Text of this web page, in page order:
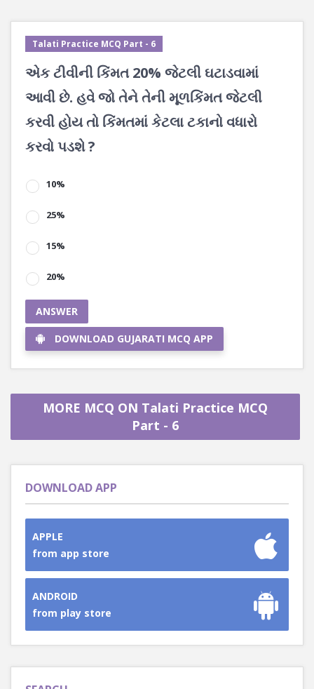
Talati Practice MCQ Part - 6
એક ટીવીની કિંમત 20% જેટલી ઘટાડવામાં
આવી છે. હવે જો તેને તેની મૂળકિંમત જેટલી
કરવી હોય તો કિંમતમાં કેટલા ટકાનો વધારો
કરવો પડશે ?
10%
25%
15%
20%
ANSWER
DOWNLOAD GUJARATI MCQ APP
MORE MCQ ON Talati Practice MCQ
Part - 6
DOWNLOAD APP
APPLE
from app store
ANDROID
from play store